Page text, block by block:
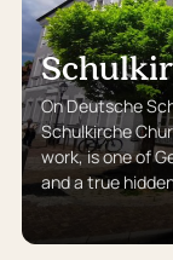
On Deutsche
Schulkirche
work, is one of
and a true